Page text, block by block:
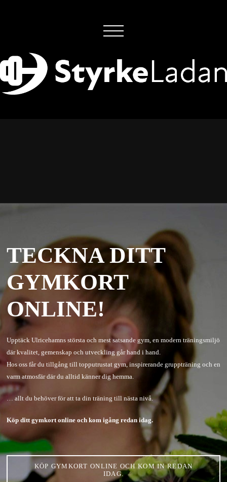
TECKNA DITT
GYMKORT
ONLINE!
Upptäck Ulricehamns största och mest satsande gym, en modern träningsmiljö
där kvalitet, gemenskap och utveckling går hand i hand.
Hos oss får du tillgång till topputrustat gym, inspirerande gruppträning och en
varm atmosfär där du alltid känner dig hemma.
… allt du behöver för att ta din träning till nästa nivå.
Köp ditt gymkort online och kom igång redan idag.
KÖP GYMKORT ONLINE OCH KOM IN REDAN
IDAG.